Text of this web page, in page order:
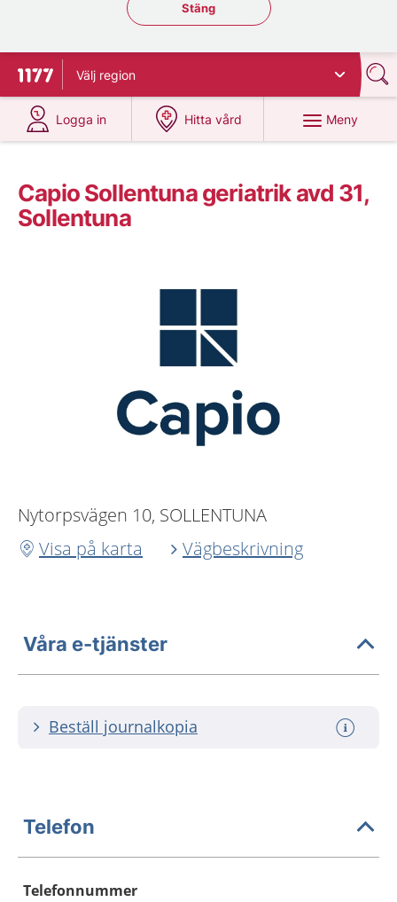
Stäng regionsväljaren
Stäng
Till startsidan för 1177
Välj region
Logga in
på 1177.se
Hitta vård
på 1177.se
Meny
Capio Sollentuna geriatrik avd 31,
Sollentuna
Nytorpsvägen 10, SOLLENTUNA
Visa på karta
Vägbeskrivning
Våra e-tjänster
Beställ journalkopia
Telefon
Telefonnummer